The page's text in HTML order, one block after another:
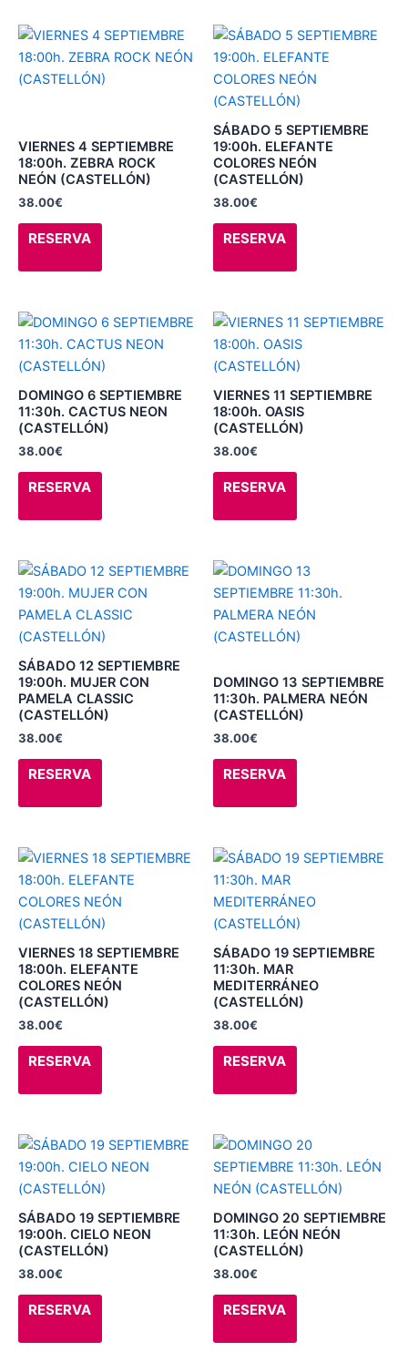
la
página
de
la
página
de
producto
VIERNES 4 SEPTIEMBRE
18:00h. ZEBRA ROCK
NEÓN (CASTELLÓN)
38.00€
RESERVA
Este
producto
tiene
Las
opciones
se
la
de
producto
SÁBADO 5 SEPTIEMBRE
19:00h. ELEFANTE
COLORES NEÓN
(CASTELLÓN)
38.00€
RESERVA
Este
producto
tiene
múltiples
variantes.
Las
opciones
se
la
de
producto
DOMINGO 6 SEPTIEMBRE
11:30h. CACTUS NEON
(CASTELLÓN)
38.00€
RESERVA
Este
producto
tiene
múltiples
variantes.
Las
se
elegir
la
página
de
producto
VIERNES 11 SEPTIEMBRE
18:00h. OASIS
(CASTELLÓN)
38.00€
RESERVA
Este
producto
tiene
múltiples
variantes.
Las
se
elegir
la
página
de
producto
SÁBADO 12 SEPTIEMBRE
19:00h. MUJER CON
PAMELA CLASSIC
(CASTELLÓN)
38.00€
RESERVA
Este
producto
tiene
múltiples
variantes.
Las
opciones
se
la
de
producto
DOMINGO 13 SEPTIEMBRE
11:30h. PALMERA NEÓN
(CASTELLÓN)
38.00€
RESERVA
Este
producto
tiene
múltiples
Las
opciones
se
la
de
VIERNES 18 SEPTIEMBRE
18:00h. ELEFANTE
COLORES NEÓN
(CASTELLÓN)
38.00€
RESERVA
Este
producto
tiene
múltiples
variantes.
Las
opciones
se
la
de
producto
SÁBADO 19 SEPTIEMBRE
11:30h. MAR
MEDITERRÁNEO
(CASTELLÓN)
38.00€
RESERVA
Este
tiene
múltiples
variantes.
opciones
se
la
de
producto
SÁBADO 19 SEPTIEMBRE
19:00h. CIELO NEON
(CASTELLÓN)
38.00€
RESERVA
Este
producto
tiene
múltiples
variantes.
Las
se
elegir
DOMINGO 20 SEPTIEMBRE
11:30h. LEÓN NEÓN
(CASTELLÓN)
38.00€
RESERVA
Este
producto
tiene
múltiples
variantes.
Las
se
elegir